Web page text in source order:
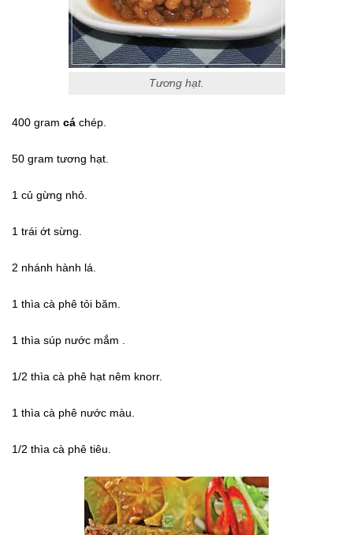
Tương hạt.
400 gram cá chép.
50 gram tương hạt.
1 củ gừng nhỏ.
1 trái ớt sừng.
2 nhánh hành lá.
1 thìa cà phê tỏi băm.
1 thìa súp nước mắm .
1/2 thìa cà phê hạt nêm knorr.
1 thìa cà phê nước màu.
1/2 thìa cà phê tiêu.